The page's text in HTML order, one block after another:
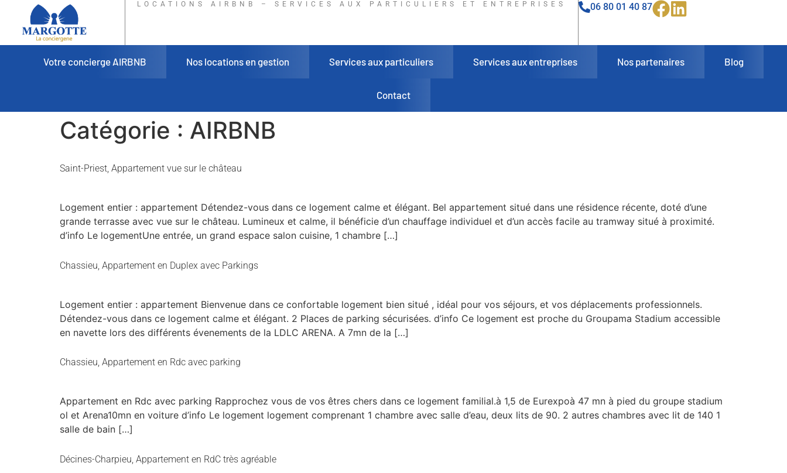
LOCATIONS AIRBNB – SERVICES AUX PARTICULIERS ET ENTREPRISES 06 80 01 40 87
Votre concierge AIRBNB Nos locations en gestion Services aux particuliers Services aux entreprises Nos partenaires Blog
Contact
Catégorie : AIRBNB
Saint-Priest, Appartement vue sur le château
Logement entier : appartement Détendez-vous dans ce logement calme et élégant. Bel appartement situé dans une résidence récente, doté d’une
grande terrasse avec vue sur le château. Lumineux et calme, il bénéficie d’un chauffage individuel et d’un accès facile au tramway situé à proximité.
d’info Le logementUne entrée, un grand espace salon cuisine, 1 chambre […]
Chassieu, Appartement en Duplex avec Parkings
Logement entier : appartement Bienvenue dans ce confortable logement bien situé , idéal pour vos séjours, et vos déplacements professionnels.
Détendez-vous dans ce logement calme et élégant. 2 Places de parking sécurisées. d’info Ce logement est proche du Groupama Stadium accessible
en navette lors des différents évenements de la LDLC ARENA. A 7mn de la […]
Chassieu, Appartement en Rdc avec parking
Appartement en Rdc avec parking Rapprochez vous de vos êtres chers dans ce logement familial.à 1,5 de Eurexpoà 47 mn à pied du groupe stadium
ol et Arena10mn en voiture d’info Le logement logement comprenant 1 chambre avec salle d’eau, deux lits de 90. 2 autres chambres avec lit de 140 1
salle de bain […]
Décines-Charpieu, Appartement en RdC très agréable